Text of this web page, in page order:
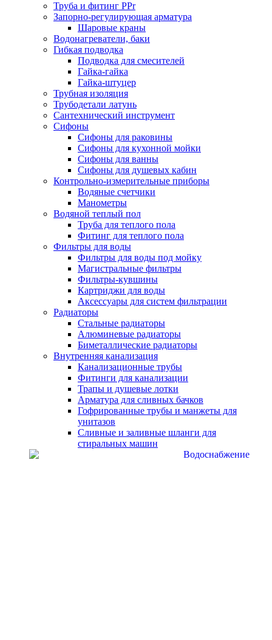
Труба и фитинг PPr
Запорно-регулирующая арматура
Шаровые краны
Водонагреватели, баки
Гибкая подводка
Подводка для смесителей
Гайка-гайка
Гайка-штуцер
Трубная изоляция
Трубодетали латунь
Сантехнический инструмент
Сифоны
Сифоны для раковины
Сифоны для кухонной мойки
Сифоны для ванны
Сифоны для душевых кабин
Контрольно-измерительные приборы
Водяные счетчики
Манометры
Водяной теплый пол
Труба для теплого пола
Фитинг для теплого пола
Фильтры для воды
Фильтры для воды под мойку
Магистральные фильтры
Фильтры-кувшины
Картриджи для воды
Аксессуары для систем фильтрации
Радиаторы
Стальные радиаторы
Алюминевые радиаторы
Биметаллические радиаторы
Внутренняя канализация
Канализационные трубы
Фитинги для канализации
Трапы и душевые лотки
Арматура для сливных бачков
Гофрированные трубы и манжеты для
унитазов
Сливные и заливные шланги для
стиральных машин